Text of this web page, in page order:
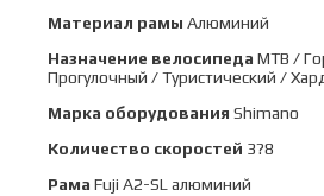
Материал рамы Алюминий
Назначение велосипеда MTB /
Прогулочный / Туристический /
Марка оборудования Shimano
Количество скоростей 3?8
Рама Fuji A2-SL алюминий